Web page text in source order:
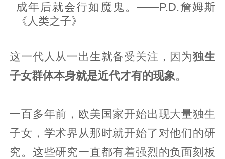
成年后就会行如魔鬼。——P.D.詹姆斯
《人类之子》
这一代人从一出生就备受关注，因为独生
子女群体本身就是近代才有的现象。
一百多年前，欧美国家开始出现大量独生
子女，学术界从那时就开始了对他们的研
究。这些研究一直都有着强烈的负面刻板